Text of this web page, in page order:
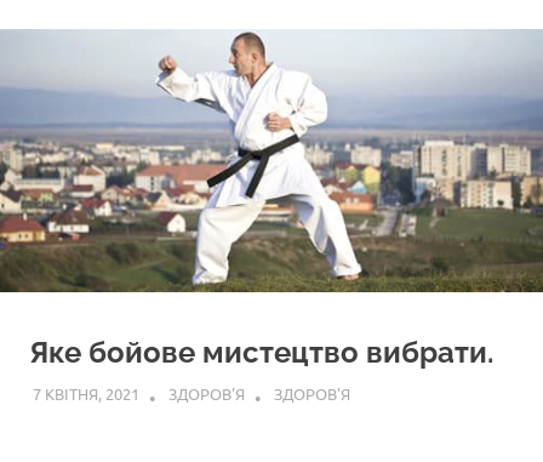
Яке бойове мистецтво вибрати.
7 КВІТНЯ, 2021 ЗДОРОВ'Я ЗДОРОВ'Я